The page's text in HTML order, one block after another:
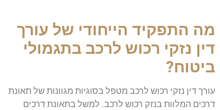
מה התפקיד הייחודי של עורך
דין נזקי רכוש לרכב בתגמולי
ביטוח?
עורך דין נזקי רכוש לרכב מטפל בסוגיות מגוונות של תאונת
דרכים המלוות בנזק רכוש לרכב. למשל בתאונת דרכים